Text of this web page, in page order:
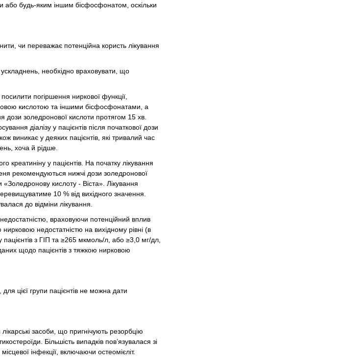
або будь-яким іншим бісфосфонатом, оскільки
чи переважає потенційна користь лікування
необхідно враховувати, що
погіршення ниркової функції,
кислотою та іншими бісфосфонатами, а
дози золедронової кислоти протягом 15 хв.
діалізу у пацієнтів після початкової дози
виникає у деяких пацієнтів, які тривалий час
хоча й рідше.
креатиніну у пацієнтів. На початку лікування
рекомендуються нижчі дози золедронової
«Золедронову кислоту - Віста». Лікування
10 % від вихідного значення.
до відміни лікування.
враховуючи потенційний вплив
недостатністю на вихідному рівні (в
з ГІП та ≥265 мкмоль/л, або ≥3,0 мг/дл,
щодо пацієнтів з тяжкою нирковою
цієї групи пацієнтів не можна дати
засоби, що пригнічують резорбцію
Більшість випадків пов’язувалася зі
інфекції, включаючи остеомієліт.